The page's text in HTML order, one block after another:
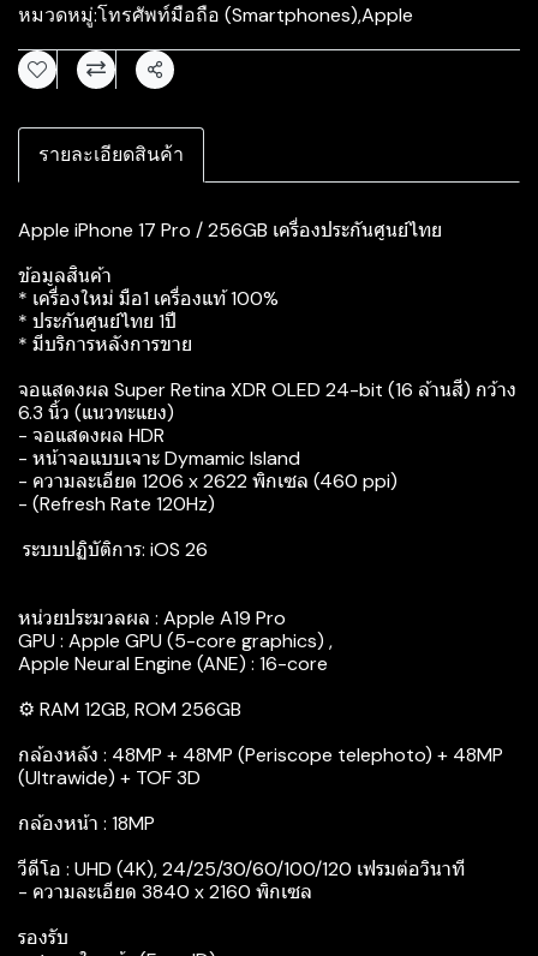
หมวดหมู่:โทรศัพท์มือถือ (Smartphones),Apple
แชร์
รายละเอียดสินค้า
Apple iPhone 17 Pro / 256GB เครื่องประกันศูนย์ไทย
ข้อมูลสินค้า
* เครื่องใหม่ มือ1 เครื่องแท้ 100%
* ประกันศูนย์ไทย 1ปี
* มีบริการหลังการขาย
จอแสดงผล Super Retina XDR OLED 24-bit (16 ล้านสี) กว้าง
6.3 นิ้ว (แนวทะแยง)
- จอแสดงผล HDR
- หน้าจอแบบเจาะ Dymamic Island
- ความละเอียด 1206 x 2622 พิกเซล (460 ppi)
- (Refresh Rate 120Hz)
‍ ระบบปฏิบัติการ: iOS 26
หน่วยประมวลผล : Apple A19 Pro
GPU : Apple GPU (5-core graphics) ,
Apple Neural Engine (ANE) : 16-core
⚙️ RAM 12GB, ROM 256GB
กล้องหลัง : 48MP + 48MP (Periscope telephoto) + 48MP
(Ultrawide) + TOF 3D
กล้องหน้า : 18MP
วีดีโอ : UHD (4K), 24/25/30/60/100/120 เฟรมต่อวินาที
- ความละเอียด 3840 x 2160 พิกเซล
รองรับ